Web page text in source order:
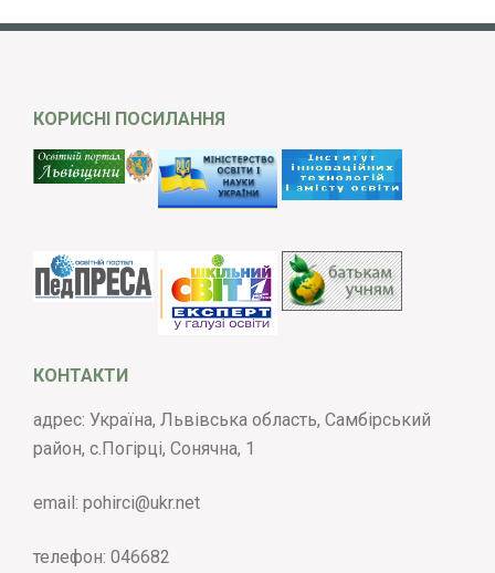
КОРИСНІ ПОСИЛАННЯ
КОНТАКТИ
адрес: Україна, Львівська область, Самбірський
район, с.Погірці, Сонячна, 1
email: pohirci@ukr.net
телефон: 046682